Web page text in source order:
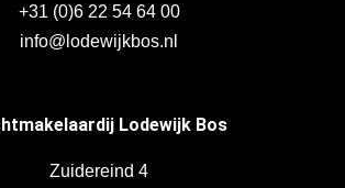
+31 (0)6 22 54 64 00
info@lodewijkbos.nl
Lodewijk Bos
Zuidereind 4